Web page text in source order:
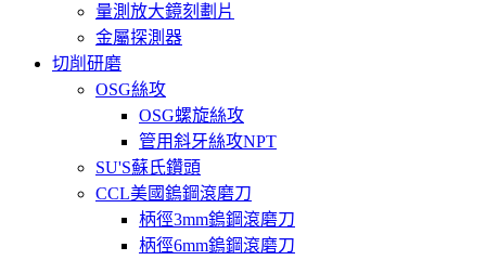
量測放大鏡刻劃片
金屬探測器
切削研磨
OSG絲攻
OSG螺旋絲攻
管用斜牙絲攻NPT
SU'S蘇氏鑽頭
CCL美國鎢鋼滾磨刀
柄徑3mm鎢鋼滾磨刀
柄徑6mm鎢鋼滾磨刀